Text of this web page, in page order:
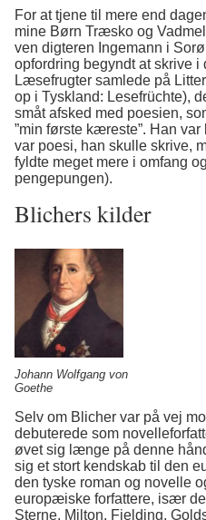
For at tjene til mere end
mine Børn Træsko og
ven digteren Ingemann i
opfordring begyndt at skrive
Læsefrugter samlede på
op i Tyskland: Lesefrüchte),
småt afsked med poesien,
”min første kæreste”. Han
var poesi, han skulle skrive,
fyldte meget mere i omfang
pengepungen).
Blichers kilder
Johann Wolfgang von
Goethe
Selv om Blicher var på vej
debuterede som
øvet sig længe på denne
sig et stort kendskab til den
den tyske roman og novelle
europæiske forfattere, især
Sterne, Milton, Fielding,